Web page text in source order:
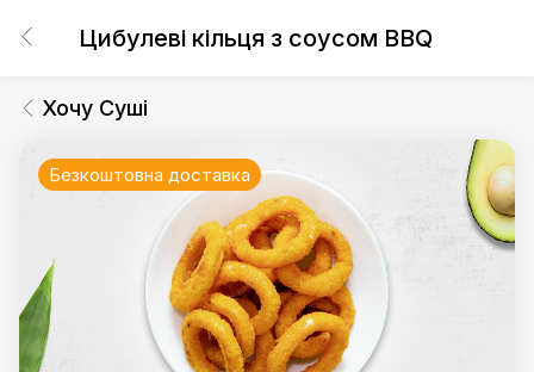
Цибулеві кільця з соусом BBQ
Хочу Суші
Безкоштовна доставка